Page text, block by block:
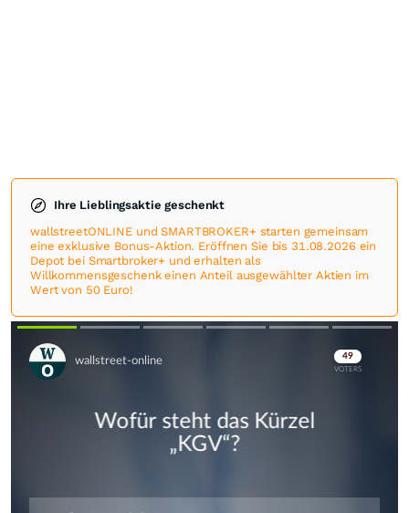
Ihre Lieblingsaktie geschenkt
wallstreetONLINE und SMARTBROKER+ starten gemeinsam
eine exklusive Bonus-Aktion. Eröffnen Sie bis 31.08.2026 ein
Depot bei Smartbroker+ und erhalten als
Willkommensgeschenk einen Anteil ausgewählter Aktien im
Wert von 50 Euro!
Skip